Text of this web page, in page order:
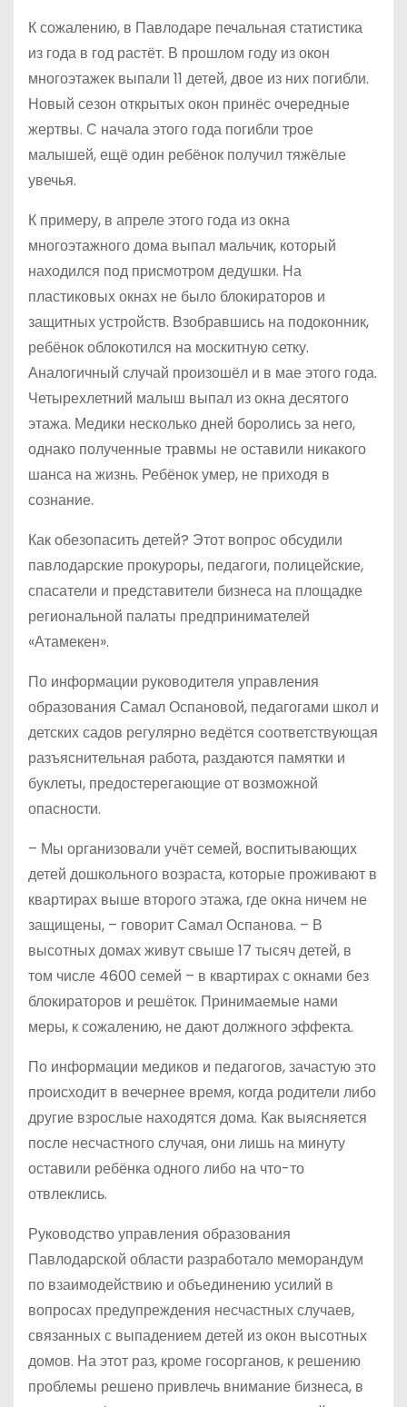
К сожалению, в Павлодаре печальная статистика
из года в год растёт. В прошлом году из окон
многоэтажек выпали 11 детей, двое из них погибли.
Новый сезон открытых окон принёс очередные
жертвы. С начала этого года погибли трое
малышей, ещё один ребёнок получил тяжёлые
увечья.
К примеру, в апреле этого года из окна
многоэтажного дома выпал мальчик, который
находился под присмотром дедушки. На
пластиковых окнах не было блокираторов и
защитных устройств. Взобравшись на подоконник,
ребёнок облокотился на москитную сетку.
Аналогичный случай произошёл и в мае этого года.
Четырехлетний малыш выпал из окна десятого
этажа. Медики несколько дней боролись за него,
однако полученные травмы не оставили никакого
шанса на жизнь. Ребёнок умер, не приходя в
сознание.
Как обезопасить детей? Этот вопрос обсудили
павлодарские прокуроры, педагоги, полицейские,
спасатели и представители бизнеса на площадке
региональной палаты предпринимателей
«Атамекен».
По информации руководителя управления
образования Самал Оспановой, педагогами школ и
детских садов регулярно ведётся соответствующая
разъяснительная работа, раздаются памятки и
буклеты, предостерегающие от возможной
опасности.
– Мы организовали учёт семей, воспитывающих
детей дошкольного возраста, которые проживают в
квартирах выше второго этажа, где окна ничем не
защищены, – говорит Самал Оспанова. – В
высотных домах живут свыше 17 тысяч детей, в
том числе 4600 семей – в квартирах с окнами без
блокираторов и решёток. Принимаемые нами
меры, к сожалению, не дают должного эффекта.
По информации медиков и педагогов, зачастую это
происходит в вечернее время, когда родители либо
другие взрослые находятся дома. Как выясняется
после несчастного случая, они лишь на минуту
оставили ребёнка одного либо на что-то
отвлеклись.
Руководство управления образования
Павлодарской области разработало меморандум
по взаимодействию и объединению усилий в
вопросах предупреждения несчастных случаев,
связанных с выпадением детей из окон высотных
домов. На этот раз, кроме госорганов, к решению
проблемы решено привлечь внимание бизнеса, в